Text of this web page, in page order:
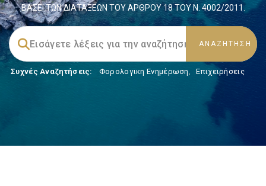
ΒΑΣΕΙ ΤΩΝ ΔΙΑΤΑΞΕΩΝ ΤΟΥ ΑΡΘΡΟΥ 18 ΤΟΥ Ν. 4002/2011.
Συχνές Αναζητήσεις: Φορολογικη Ενημέρωση, Επιχειρήσεις